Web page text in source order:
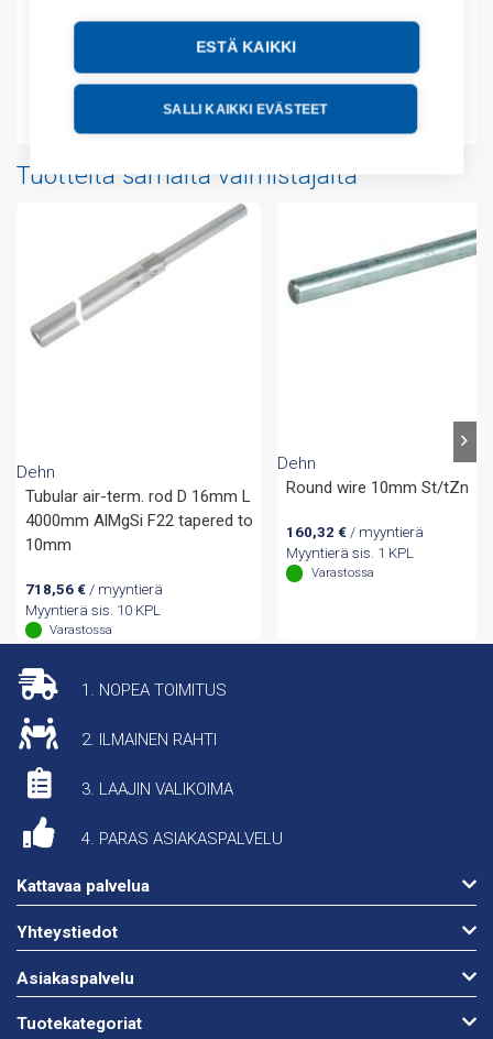
ESTÄ KAIKKI
SALLI KAIKKI EVÄSTEET
Tuotteita samalta valmistajalta
Dehn
Tubular air-term. rod D 16mm L
4000mm AlMgSi F22 tapered to
10mm
718,56 €/ myyntierä
Myyntierä sis. 10 KPL
Varastossa
Dehn
Round wire 10mm St/tZn
160,32 € / myyntierä
Myyntierä sis. 1 KPL
Varastossa
1. NOPEA TOIMITUS
2. ILMAINEN RAHTI
3. LAAJIN VALIKOIMA
4. PARAS ASIAKASPALVELU
Kattavaa palvelua
Yhteystiedot
Asiakaspalvelu
Tuotekategoriat